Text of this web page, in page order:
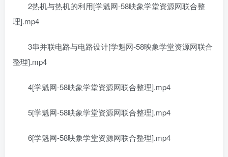
2热机与热机的利用[学魁网-58映象学堂资源网联合整
理].mp4
3串并联电路与电路设计[学魁网-58映象学堂资源网联合
整理].mp4
4[学魁网-58映象学堂资源网联合整理].mp4
5[学魁网-58映象学堂资源网联合整理].mp4
6[学魁网-58映象学堂资源网联合整理].mp4